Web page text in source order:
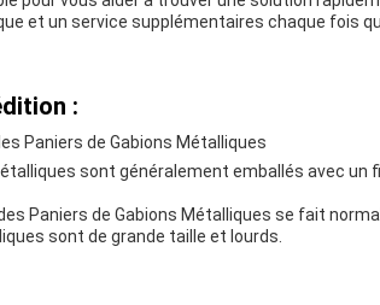
et un service supplémentaires chaque fois
:
Paniers de Gabions Métalliques
sont généralement emballés avec
Paniers de Gabions Métalliques se fait
sont de grande taille et lourds.